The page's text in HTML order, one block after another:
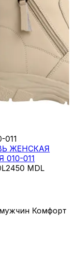
011
ЖЕНСКАЯ
011
2450 MDL
Комфорт